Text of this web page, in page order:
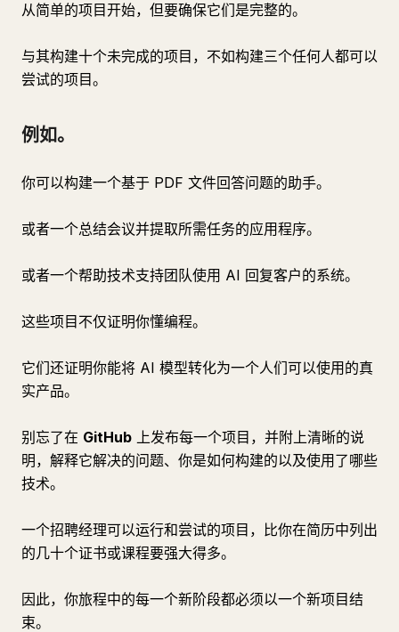
从简单的项目开始，但要确保它们是完整的。
与其构建十个未完成的项目，不如构建三个任何人都可以
尝试的项目。
例如。
你可以构建一个基于 PDF 文件回答问题的助手。
或者一个总结会议并提取所需任务的应用程序。
或者一个帮助技术支持团队使用 AI 回复客户的系统。
这些项目不仅证明你懂编程。
它们还证明你能将 AI 模型转化为一个人们可以使用的真
实产品。
别忘了在 GitHub 上发布每一个项目，并附上清晰的说
明，解释它解决的问题、你是如何构建的以及使用了哪些
技术。
一个招聘经理可以运行和尝试的项目，比你在简历中列出
的几十个证书或课程要强大得多。
因此，你旅程中的每一个新阶段都必须以一个新项目结
束。